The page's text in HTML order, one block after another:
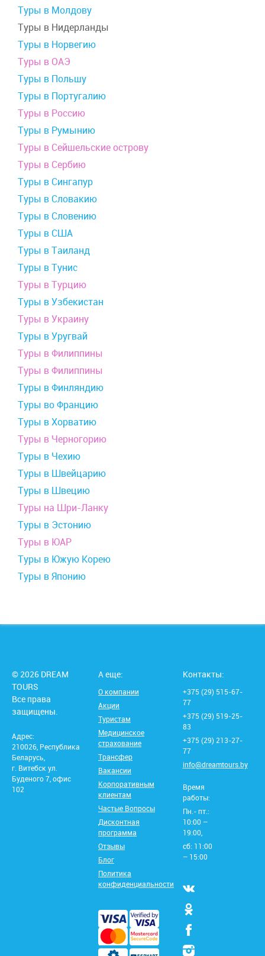
Туры в Молдову
Туры в Нидерланды
Туры в Норвегию
Туры в ОАЭ
Туры в Польшу
Туры в Португалию
Туры в Россию
Туры в Румынию
Туры в Сейшельские острову
Туры в Сербию
Туры в Сингапур
Туры в Словакию
Туры в Словению
Туры в США
Туры в Таиланд
Туры в Тунис
Туры в Турцию
Туры в Узбекистан
Туры в Украину
Туры в Уругвай
Туры в Филиппины
Туры в Филиппины
Туры в Финляндию
Туры во Францию
Туры в Хорватию
Туры в Черногорию
Туры в Чехию
Туры в Швейцарию
Туры в Швецию
Туры на Шри-Ланку
Туры в Эстонию
Туры в ЮАР
Туры в Южую Корею
Туры в Японию
© 2026 DREAM
TOURS
Все права
защищены.
Адрес:
210026, Республика
Беларусь,
г. Витебск ул.
Буденого 7, офис
102
А еще:
О компании
Акции
Туристам
Медицинское
страхование
Трансфер
Вакансии
Корпоративным
клиентам
Частые Вопросы
Дисконтная
программа
Отзывы
Блог
Политика
конфиденциальности
Контакты:
+375 (29) 515-67-
77
+375 (29) 519-25-
83
+375 (29) 213-27-
77
info@dreamtours.by
Время
работы:
Пн.- пт.:
10:00 –
19:00,
сб: 11:00
– 15:00